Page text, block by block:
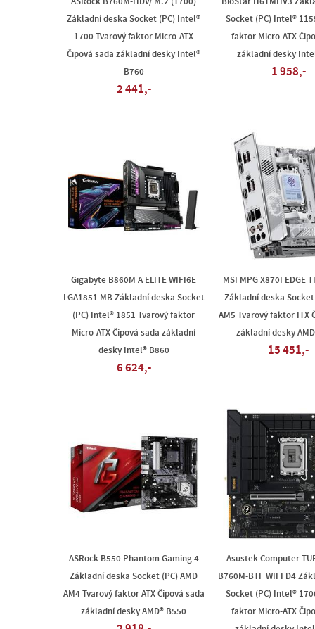
Základní deska Socket (PC) Intel®
1700 Tvarový faktor Micro-ATX
Čipová sada základní desky Intel®
B760
2 441,-
Socket (PC) Intel®
faktor Micro-ATX
základní desky
1 958,-
Gigabyte B860M A ELITE WIFI6E
LGA1851 MB Základní deska Socket
(PC) Intel® 1851 Tvarový faktor
Micro-ATX Čipová sada základní
desky Intel® B860
6 624,-
MSI MPG X870I EDGE
Základní deska Socket
AM5 Tvarový faktor ITX
základní desky
15 451,-
ASRock B550 Phantom Gaming 4
Základní deska Socket (PC) AMD
AM4 Tvarový faktor ATX Čipová sada
základní desky AMD® B550
Asustek Computer
B760M-BTF WIFI D4
Socket (PC) Intel®
faktor Micro-ATX